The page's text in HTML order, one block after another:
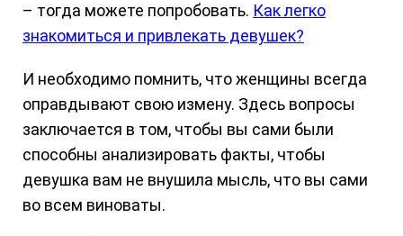
– тогда можете попробовать. Как легко
знакомиться и привлекать девушек?
И необходимо помнить, что женщины всегда
оправдывают свою измену. Здесь вопросы
заключается в том, чтобы вы сами были
способны анализировать факты, чтобы
девушка вам не внушила мысль, что вы сами
во всем виноваты.